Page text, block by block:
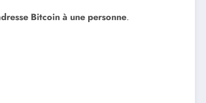
Bitcoin à une personne.